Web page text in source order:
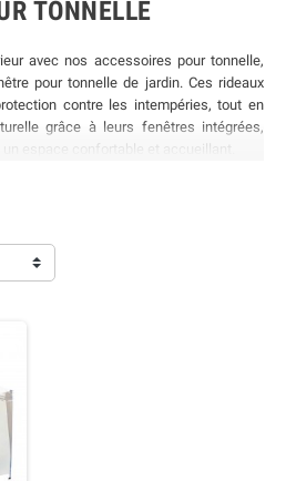
TONNELLE
avec nos accessoires pour tonnelle,
pour tonnelle de jardin. Ces rideaux
contre les intempéries, tout en
grâce à leurs fenêtres intégrées,